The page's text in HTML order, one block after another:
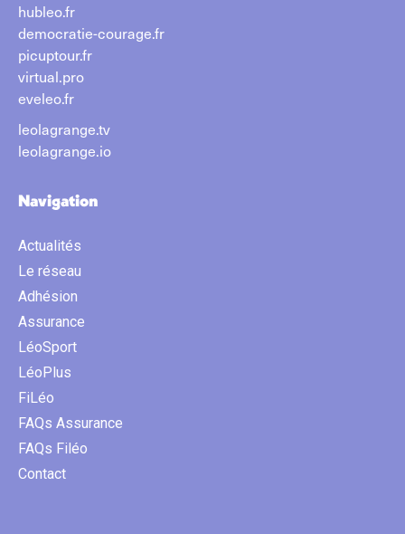
hubleo.fr
democratie-courage.fr
picuptour.fr
virtual.pro
eveleo.fr
leolagrange.tv
leolagrange.io
Navigation
Actualités
Le réseau
Adhésion
Assurance
LéoSport
LéoPlus
FiLéo
FAQs Assurance
FAQs Filéo
Contact